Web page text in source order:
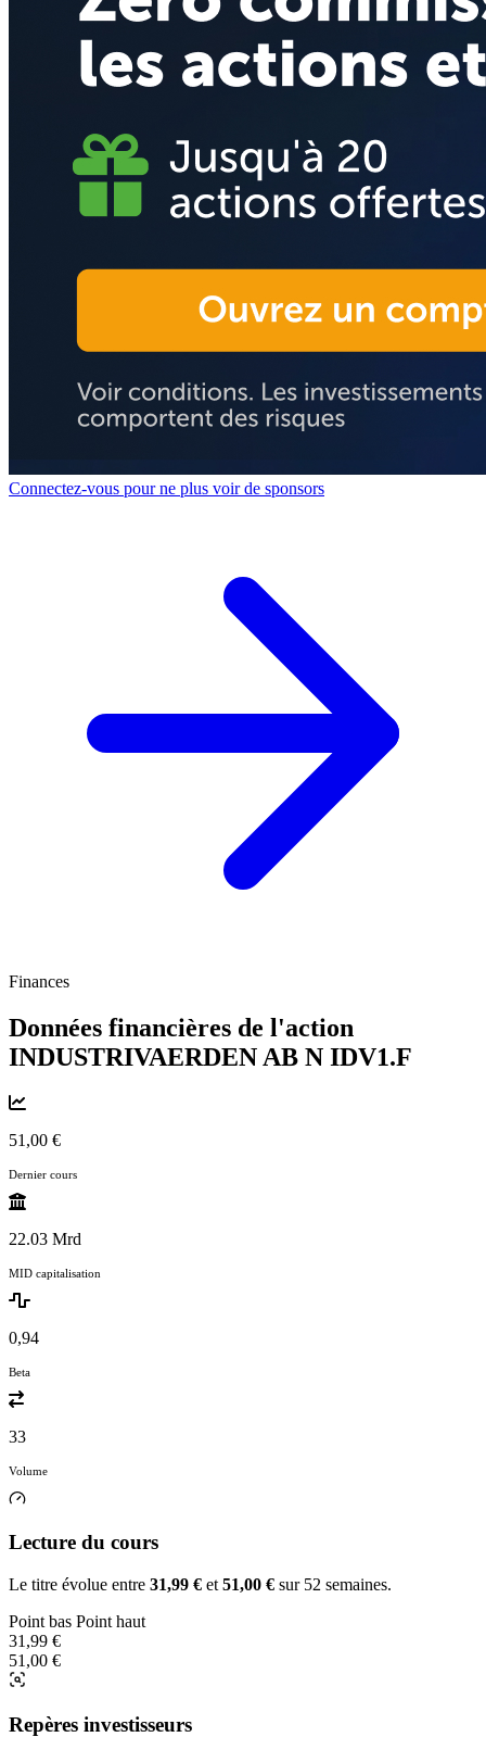
Connectez-vous pour ne plus voir de sponsors
Finances
Données financières de l'action
INDUSTRIVAERDEN AB N IDV1.F
51,00 €
Dernier cours
22.03 Mrd
MID capitalisation
0,94
Beta
33
Volume
Lecture du cours
Le titre évolue entre 31,99 € et 51,00 € sur 52 semaines.
Point bas Point haut
31,99 €
51,00 €
Repères investisseurs